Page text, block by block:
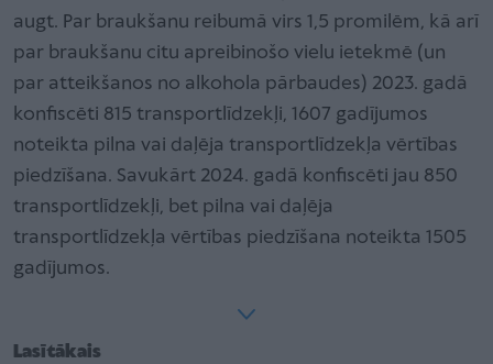
augt. Par braukšanu reibumā virs 1,5 promilēm, kā arī
par braukšanu citu apreibinošo vielu ietekmē (un
par atteikšanos no alkohola pārbaudes) 2023. gadā
konfiscēti 815 transportlīdzekļi, 1607 gadījumos
noteikta pilna vai daļēja transportlīdzekļa vērtības
piedzīšana. Savukārt 2024. gadā konfiscēti jau 850
transportlīdzekļi, bet pilna vai daļēja
transportlīdzekļa vērtības piedzīšana noteikta 1505
gadījumos.
Lasītākais